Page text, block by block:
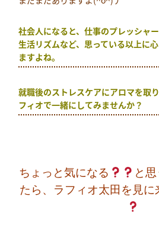
社会人になると、仕事のプレッシャ
生活リズムなど、思っている以上に
ますよね。
就職後のストレスケアにアロマを取
フィオで一緒にしてみませんか？
ちょっと気になる
と
たら、ラフィオ太田を見に